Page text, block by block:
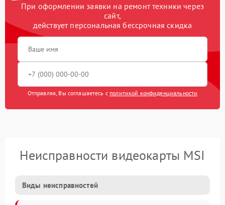
При оформлении заявки на ремонт техники через
сайт,
действует персональная бессрочная скидка
Отправляя, Вы соглашаетесь с политикой конфиденциальности
Неисправности видеокарты MSI
Виды неисправностей